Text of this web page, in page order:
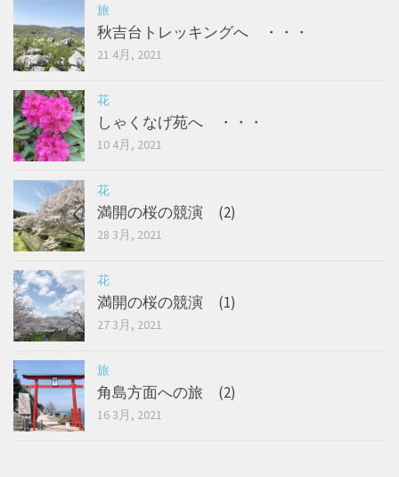
旅
秋吉台トレッキングへ ・・・
21 4月, 2021
花
しゃくなげ苑へ ・・・
10 4月, 2021
花
満開の桜の競演 (2)
28 3月, 2021
花
満開の桜の競演 (1)
27 3月, 2021
旅
角島方面への旅 (2)
16 3月, 2021